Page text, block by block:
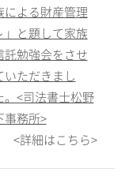
による財産管理
」と題して家族
託勉強会をさせ
いただきまし
。<司法書士松野
事務所>
<詳細はこちら>